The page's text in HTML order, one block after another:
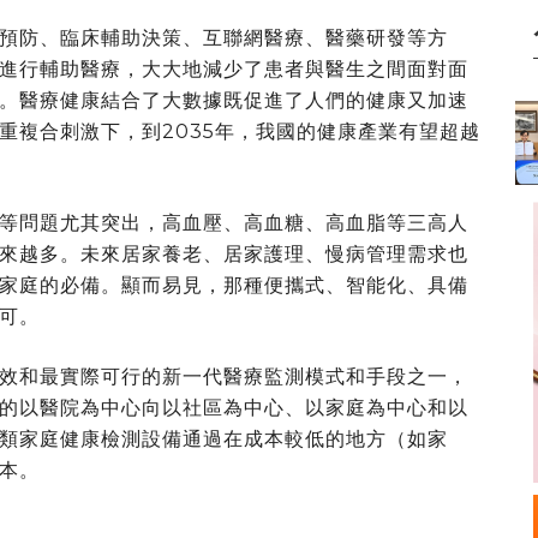
防、臨床輔助決策、互聯網醫療、醫藥研發等方
行輔助醫療，大大地減少了患者與醫生之間面對面
醫療健康結合了大數據既促進了人們的健康又加速
複合刺激下，到2035年，我國的健康產業有望超越
問題尤其突出，高血壓、高血糖、高血脂等三高人
越多。未來居家養老、居家護理、慢病管理需求也
庭的必備。顯而易見，那種便攜式、智能化、具備
。
和最實際可行的新一代醫療監測模式和手段之一，
以醫院為中心向以社區為中心、以家庭為中心和以
家庭健康檢測設備通過在成本較低的地方（如家
。